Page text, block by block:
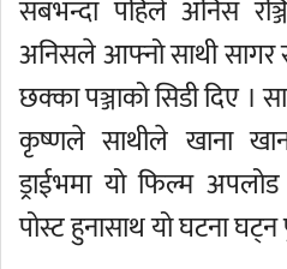
सबभन्दा पहिले अनिस
अनिसले आफ्नो साथी सागर
छक्का पञ्जाको सिडी दिए ।
कृष्णले साथीले खाना
ड्राईभमा यो फिल्म
पोस्ट हुनासाथ यो घटना घट्न